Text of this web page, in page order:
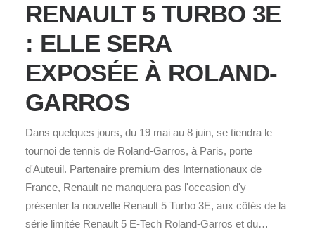
RENAULT 5 TURBO 3E
: ELLE SERA
EXPOSÉE À ROLAND-
GARROS
Dans quelques jours, du 19 mai au 8 juin, se tiendra le
tournoi de tennis de Roland-Garros, à Paris, porte
d'Auteuil. Partenaire premium des Internationaux de
France, Renault ne manquera pas l'occasion d'y
présenter la nouvelle Renault 5 Turbo 3E, aux côtés de la
série limitée Renault 5 E-Tech Roland-Garros et du…